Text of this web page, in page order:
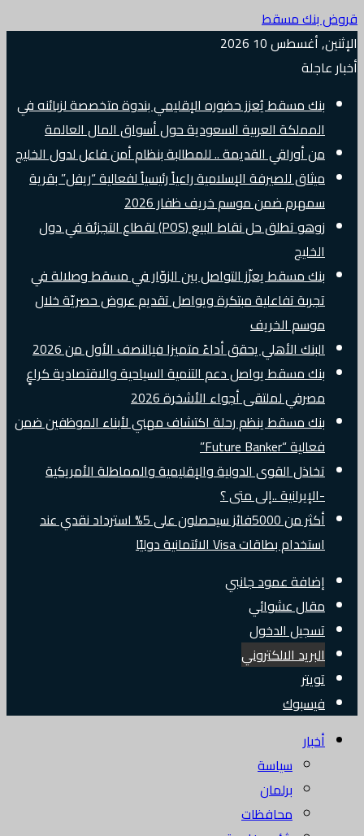
قروض بنك مسقط
الإثنين, أغسطس 10 2026
أخبار عاجلة
بنك مسقط يُعزز حضوره الإقليمي بندوة متخصصة لزبائنه في
المملكة العربية السعودية حول أسواق المال العالمة
من أوراقي القديمة .. للمطالبة بنظام أمن فاعل لدول الخليج
ميثاق للصيرفة الإسلامية راعياً رئيسياً لفعالية “ريفل” بقرية
سمهرم ضمن موسم خريف ظفار 2026
زوهو تطلق حل نقاط البيع (POS) لقطاع التجزئة في دول
الخليج
بنك مسقط يعزّز التواصل بين الزوّار في مسقط وصلالة في
تجربة تفاعلية مبتكرة ويواصل تقديم عروض حصريّة خلال
موسم الخريف
البنك الأهلي يحقق أداءً متميزا فيالنصف الأول من 2026
بنك مسقط يواصل دعم التنمية السياحية والاقتصادية كراعٍ
مصرفي لملتقى أجواء الأشخرة 2026
بنك مسقط ينظم رحلة اكتشاف مهني لأبناء الموظفين ضمن
فعالية “Future Banker”
تخاذل القوى الدولية والإقليمية والمماطلة الأمريكية
-الإيرانية ..إلى متى ؟
أكثر من 5000فائز سيحصلون على 5% استرداد نقدي عند
استخدام بطاقات Visa الائتمانية دوليًا
إضافة عمود جانبي
مقال عشوائي
تسجيل الدخول
البريد الالكتروني
تويتر
فيسبوك
أخبار
سياسة
برلمان
محافظات